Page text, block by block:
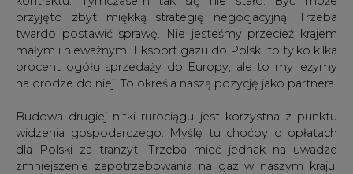
przyjęto zbyt miękką strategię negocjacyjną. Trzeba
twardo postawić sprawę. Nie jesteśmy przecież krajem
małym i nieważnym. Eksport gazu do Polski to tylko kilka
procent ogółu sprzedaży do Europy, ale to my leżymy
na drodze do niej. To określa naszą pozycję jako partnera.
Budowa drugiej nitki rurociągu jest korzystna z punktu
widzenia gospodarczego. Myślę tu choćby o opłatach
dla Polski za tranzyt. Trzeba mieć jednak na uwadze
zmniejszenie zapotrzebowania na gaz w naszym kraju.